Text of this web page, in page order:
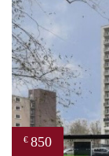
€ 850